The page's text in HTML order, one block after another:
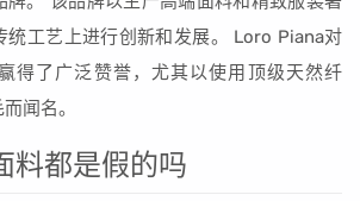
统工艺上进行创新和发展。 Loro Piana对
得了广泛赞誉，尤其以使用顶级天然纤
闻名。
料都是假的吗